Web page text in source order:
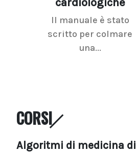
Il manuale è stato
scritto per colmare
una...
CORSI
Algoritmi di medicina di